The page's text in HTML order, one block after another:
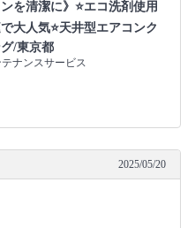
ンを清潔に》⭐️エコ洗剤使用
大人気⭐️天井型エアコンク
/東京都
ナンスサービス
2025/05/20